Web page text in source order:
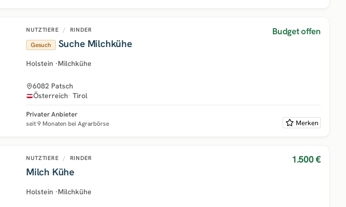
NUTZTIERE / RINDER
Gesuch Suche Milchkühe
Budget offen
Holstein ·Milchkühe
6082 Patsch
Österreich Tirol
Privater Anbieter
seit 9 Monaten bei Agrarbörse Merken
NUTZTIERE / RINDER
Milch Kühe
1.500 €
Holstein ·Milchkühe